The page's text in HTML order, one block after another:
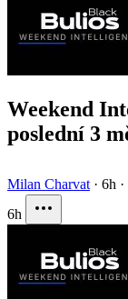
Weekend
poslední 3
Milan Charvat · 6h ·
6h